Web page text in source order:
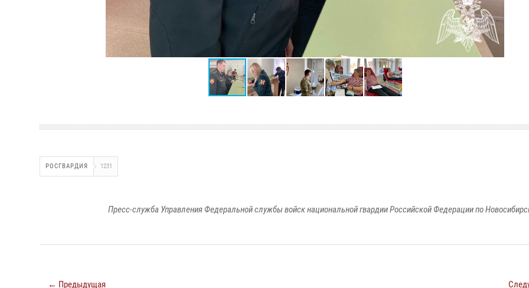
РОСГВАРДИЯ 1231
Пресс-служба Управления Федеральной службы войск национальной гвардии Российской Федерации по
← Предыдущая